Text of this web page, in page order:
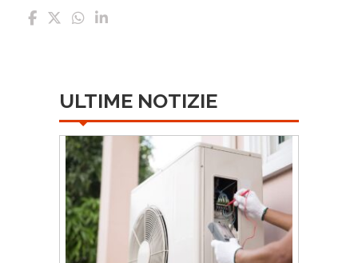
ULTIME NOTIZIE